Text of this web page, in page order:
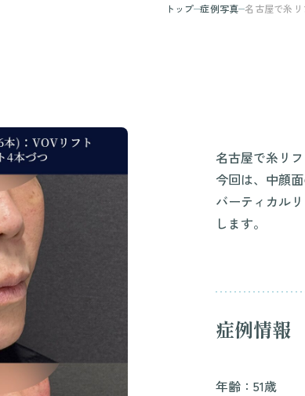
トップ 症例写真 名古屋で糸リ
名古屋で糸リ
今回は、中顔
バーティカル
します。
症例情報
年齢：51歳